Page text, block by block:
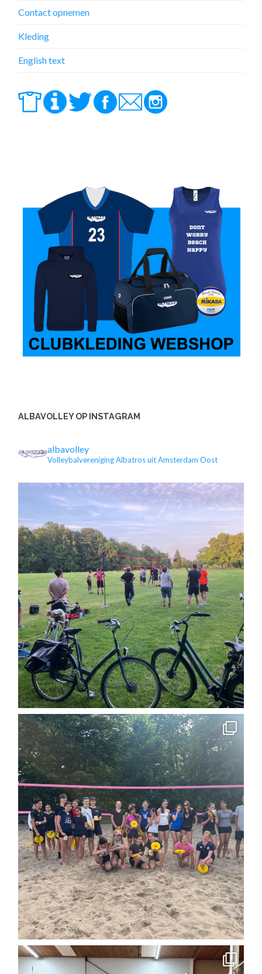
Contact opnemen
Kleding
English text
ALBAVOLLEY OP INSTAGRAM
albavolley
Volleybalvereniging Albatros uit Amsterdam Oost